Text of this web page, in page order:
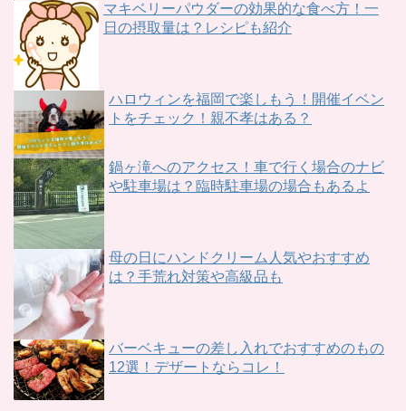
マキベリーパウダーの効果的な食べ方！一
日の摂取量は？レシピも紹介
ハロウィンを福岡で楽しもう！開催イベン
トをチェック！親不孝はある？
鍋ヶ滝へのアクセス！車で行く場合のナビ
や駐車場は？臨時駐車場の場合もあるよ
母の日にハンドクリーム人気やおすすめ
は？手荒れ対策や高級品も
バーベキューの差し入れでおすすめのもの
12選！デザートならコレ！